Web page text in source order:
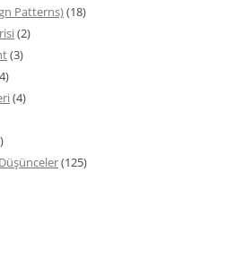
Patterns)(18)
(2)
(3)
(4)
(125)